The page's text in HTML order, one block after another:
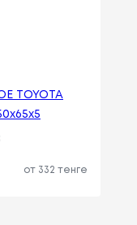
TOYOTA
от 332 тенге